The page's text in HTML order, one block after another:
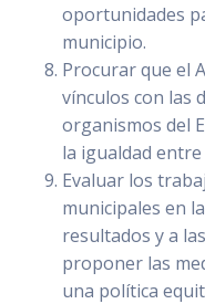
oportunidades
municipio.
Procurar que el
vínculos con las
organismos del
la igualdad
Evaluar los
municipales en
resultados y a
proponer las
una política